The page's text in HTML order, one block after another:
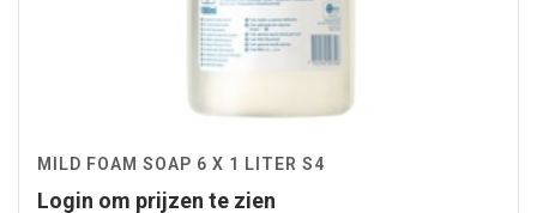
MILD FOAM SOAP 6 X 1 LITER S4
Login om prijzen te zien